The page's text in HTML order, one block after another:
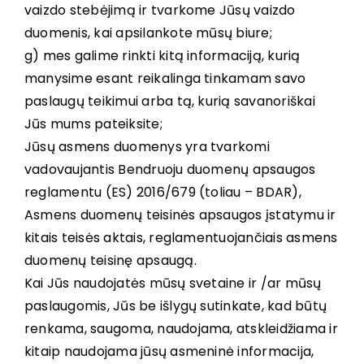
vaizdo stebėjimą ir tvarkome Jūsų vaizdo
duomenis, kai apsilankote mūsų biure;
g) mes galime rinkti kitą informaciją, kurią
manysime esant reikalinga tinkamam savo
paslaugų teikimui arba tą, kurią savanoriškai
Jūs mums pateiksite;
Jūsų asmens duomenys yra tvarkomi
vadovaujantis Bendruoju duomenų apsaugos
reglamentu (ES) 2016/679 (toliau – BDAR),
Asmens duomenų teisinės apsaugos įstatymu ir
kitais teisės aktais, reglamentuojančiais asmens
duomenų teisinę apsaugą.
Kai Jūs naudojatės mūsų svetaine ir /ar mūsų
paslaugomis, Jūs be išlygų sutinkate, kad būtų
renkama, saugoma, naudojama, atskleidžiama ir
kitaip naudojama jūsų asmeninė informacija,